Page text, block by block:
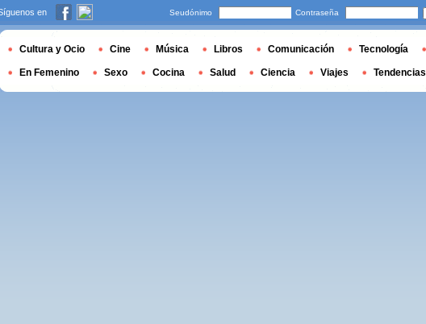
en Seudónimo Contraseña
Cultura y Ocio Cine Música Libros Comunicación Tecnología
En Femenino Sexo Cocina Salud Ciencia Viajes Tendencias